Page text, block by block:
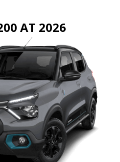
AT 2026